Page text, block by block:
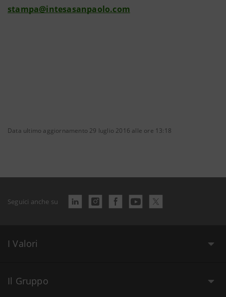
stampa@intesasanpaolo.com
Data ultimo aggiornamento 29 luglio 2016 alle ore 13:18
Seguici anche su
I Valori
Il Gruppo